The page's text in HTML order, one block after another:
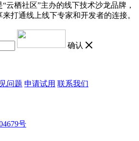
云栖社区”主办的线下技术沙龙品牌，
打通线上线下专家和开发者的连接。
确认
问题 申请试用 联系我们
号